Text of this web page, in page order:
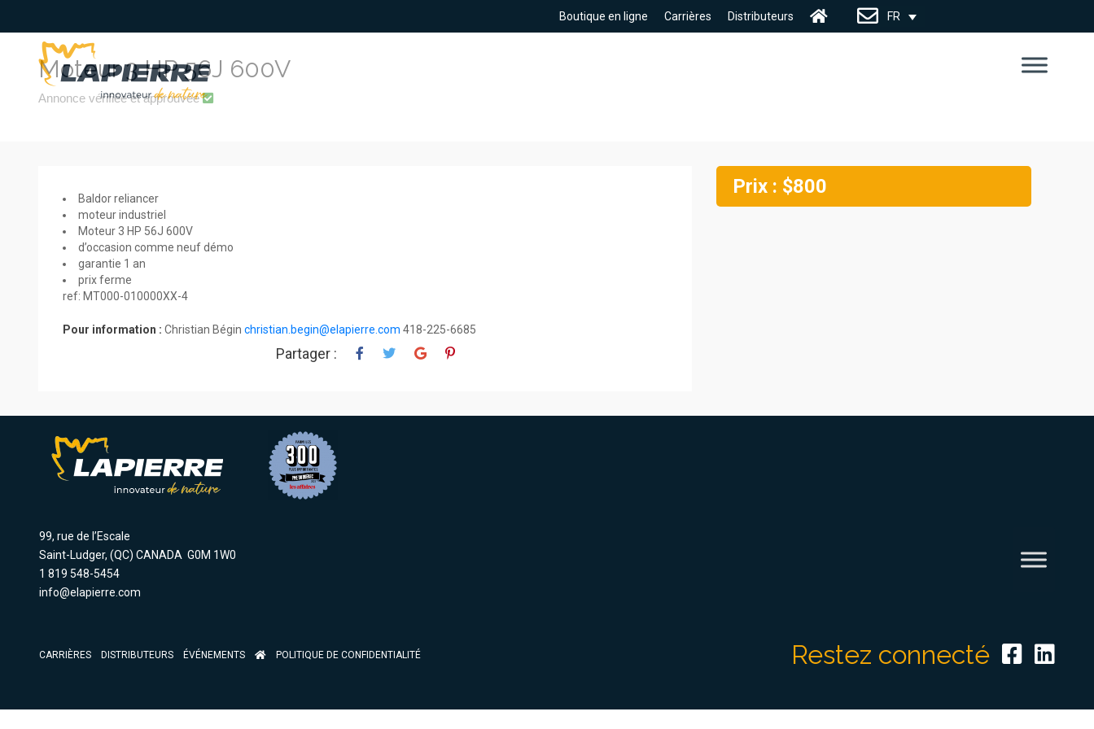
Boutique en ligne Carrières
Distributeurs
FR
Moteur 3 HP 56J 600V
Annonce vérifiée et approuvée
Baldor reliancer
moteur industriel
Moteur 3 HP 56J 600V
d’occasion comme neuf démo
garantie 1 an
prix ferme
ref: MT000-010000XX-4
Pour information : Christian Bégin christian.begin@elapierre.com 418-225-6685
Partager :
Prix : $800
99, rue de l’Escale
Saint-Ludger, (QC) CANADA G0M 1W0
1 819 548-5454
info@elapierre.com
CARRIÈRES DISTRIBUTEURS ÉVÉNEMENTS POLITIQUE DE CONFIDENTIALITÉ Restez connecté